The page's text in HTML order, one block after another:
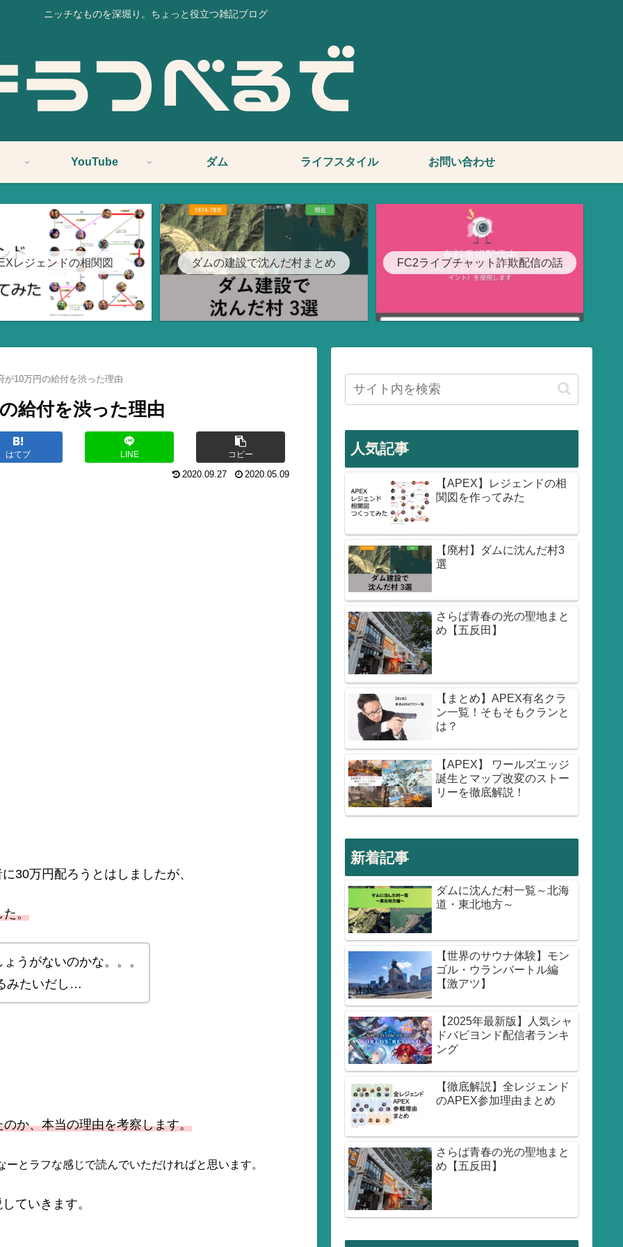
ニッチなものを深堀り。ちょっと役立つ雑記ブログ
YouTube ダム ライフスタイル お問い合わせ
レジェンドの相関図 ダムの建設で沈んだ村まとめ FC2ライブチャット詐欺配信の話
が10万円の給付を渋った理由
給付を渋った理由
はてブ LINE コピー
2020.09.27 2020.05.09
30万円配ろうとはしましたが、
た。
うがないのかな。。。
みたいだし…
か、本当の理由を考察します。
とラフな感じで読んでいただければと思います。
ていきます。
人気記事
【APEX】レジェンドの相
関図を作ってみた
【廃村】ダムに沈んだ村3
選
さらば青春の光の聖地まと
め【五反田】
【まとめ】APEX有名クラ
ン一覧！そもそもクランと
は？
【APEX】 ワールズエッジ
誕生とマップ改変のストー
リーを徹底解説！
新着記事
ダムに沈んだ村一覧～北海
道・東北地方～
【世界のサウナ体験】モン
ゴル・ウランバートル編
【激アツ】
【2025年最新版】人気シャ
ドバビヨンド配信者ランキ
ング
【徹底解説】全レジェンド
のAPEX参加理由まとめ
さらば青春の光の聖地まと
め【五反田】